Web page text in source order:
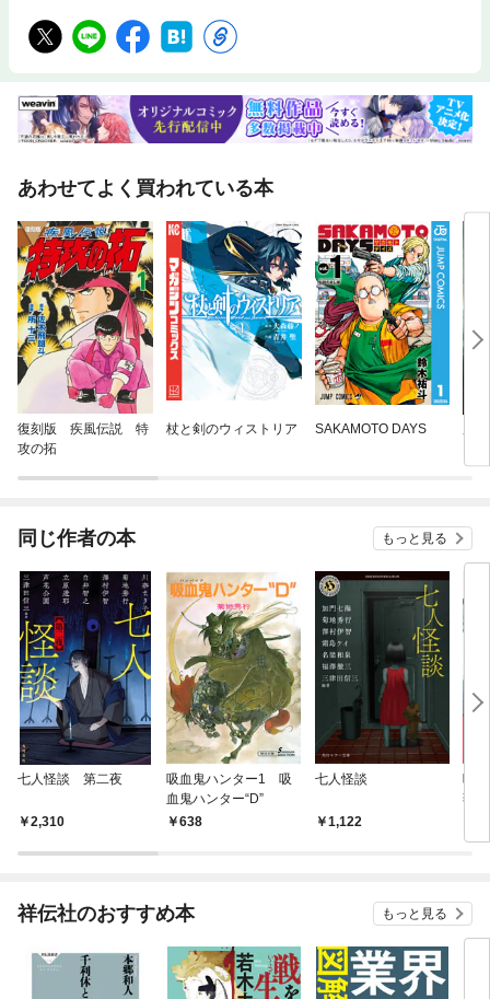
あわせてよく買われている本
復刻版 疾風伝説 特
攻の拓
杖と剣のウィストリア SAKAMOTO DAYS
同じ作者の本 もっと見る
七人怪談 第二夜
2,310
吸血鬼ハンター1 吸
血鬼ハンター“D”
638
七人怪談
1,122
吸
薇
祥伝社のおすすめ本 もっと見る